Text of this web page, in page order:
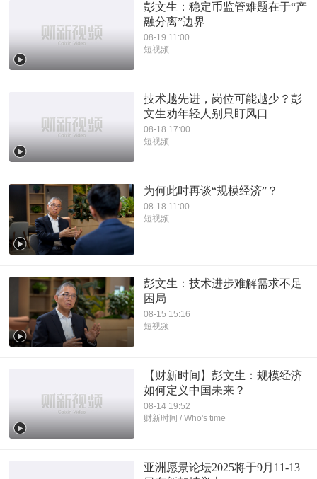
彭文生：稳定币监管难题在于“产
融分离”边界
08-19 11:00
短视频
技术越先进，岗位可能越少？彭
文生劝年轻人别只盯风口
08-18 17:00
短视频
为何此时再谈“规模经济”？
08-18 11:00
短视频
彭文生：技术进步难解需求不足
困局
08-15 15:16
短视频
【财新时间】彭文生：规模经济
如何定义中国未来？
08-14 19:52
财新时间 / Who's time
亚洲愿景论坛2025将于9月11-13